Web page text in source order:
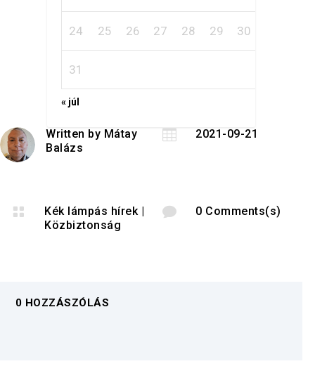
24 25 26 27 28 29 30
31
« júl
Written by Mátay
Balázs
 2021-09-21
 Kék lámpás hírek |
Közbiztonság
 0 Comments(s)
0 HOZZÁSZÓLÁS